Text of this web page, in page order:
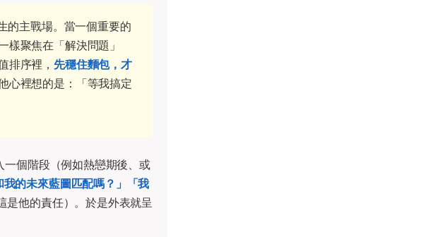
的主戰場。當一個重要的
聚焦在「解決問題」
排序裡， 先穩住麵包，才
心裡想的是：「等我搞定
個階段（例如熱戀期後、或
我的未來藍圖匹配嗎？」「我
是他的責任）。於是外表就呈